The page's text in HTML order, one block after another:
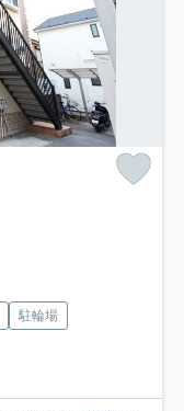
駐輪場